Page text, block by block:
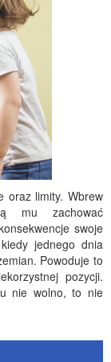
oraz limity. Wbrew
mu zachować
swoje
jednego dnia
Powoduje to
pozycji.
nie wolno, to nie